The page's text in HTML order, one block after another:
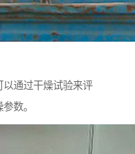
以通过干燥试验来评
数。